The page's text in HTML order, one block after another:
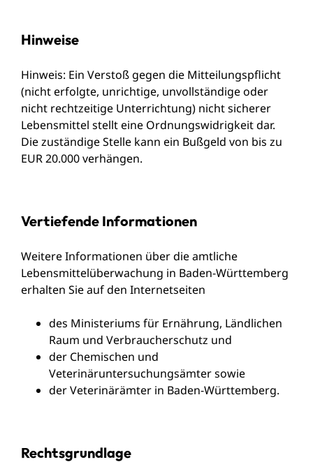
Hinweise
Hinweis: Ein Verstoß gegen die Mitteilungspflicht
(nicht erfolgte, unrichtige, unvollständige oder
nicht rechtzeitige Unterrichtung) nicht sicherer
Lebensmittel stellt eine Ordnungswidrigkeit dar.
Die zuständige Stelle kann ein Bußgeld von bis zu
EUR 20.000 verhängen.
Vertiefende Informationen
Weitere Informationen über die amtliche
Lebensmittelüberwachung in Baden-Württemberg
erhalten Sie auf den Internetseiten
des Ministeriums für Ernährung, Ländlichen
Raum und Verbraucherschutz und
der Chemischen und
Veterinäruntersuchungsämtersowie
derVeterinärämter in Baden-Württemberg.
Rechtsgrundlage